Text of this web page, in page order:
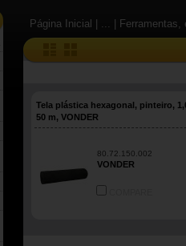
Página Inicial | ... |
Tela plástica hexagonal, pinteiro,
50 m, VONDER
80.72.150.002
VONDER